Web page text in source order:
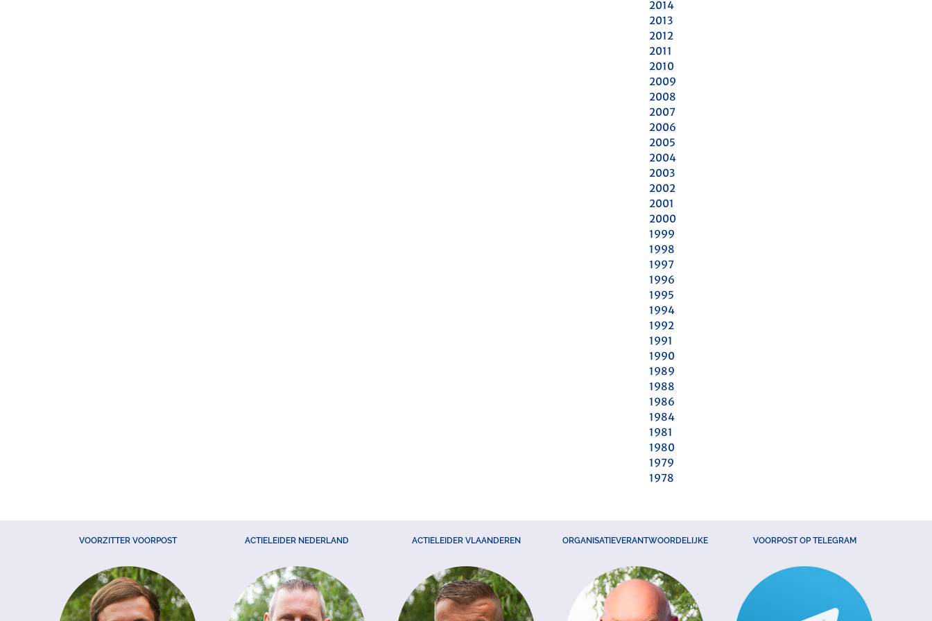
2014
2013
2012
2011
2010
2009
2008
2007
2006
2005
2004
2003
2002
2001
2000
1999
1998
1997
1996
1995
1994
1992
1991
1990
1989
1988
1986
1984
1981
1980
1979
1978
VOORZITTER VOORPOST ACTIELEIDER NEDERLAND ACTIELEIDER VLAANDEREN ORGANISATIEVERANTWOORDELIJKE VOORPOST OP TELEGRAM